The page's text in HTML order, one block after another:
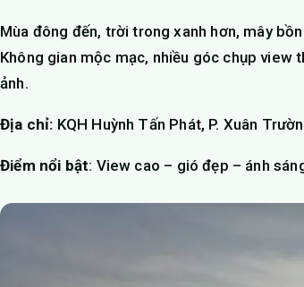
Mùa đông đến, trời trong xanh hơn, mây
Không gian mộc mạc, nhiều góc chụp view
ảnh.
Địa chỉ: KQH Huỳnh Tấn Phát, P. Xuân
Điểm nổi bật: View cao – gió đẹp – ánh